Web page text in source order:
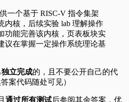
一个基于 RISC-V 指令集架
内核，后续实验 lab 理解操作
功能完善该内核，页表板块实
议在掌握一定操作系统理论基
独立完成的，且不要公开自己的代
案代码随处可见）
通过所有测试后参阅其余答案，优